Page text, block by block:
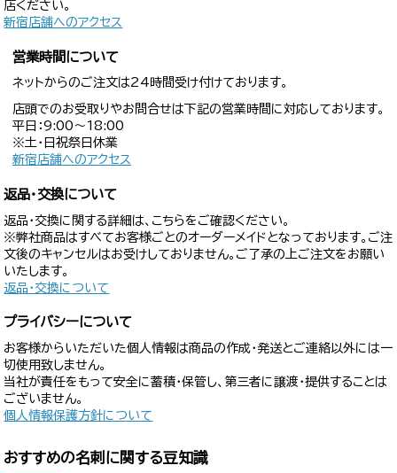
店ください。
新宿店舗へのアクセス
営業時間について
ネットからのご注文は24時間受け付けております。
店頭でのお受取りやお問合せは下記の営業時間に対応しております。
平日：9:00〜18:00
※土・日祝祭日休業
新宿店舗へのアクセス
返品・交換について
返品・交換に関する詳細は、こちらをご確認ください。
※弊社商品はすべてお客様ごとのオーダーメイドとなっております。ご注
文後のキャンセルはお受けしておりません。ご了承の上ご注文をお願い
いたします。
返品・交換について
プライバシーについて
お客様からいただいた個人情報は商品の作成・発送とご連絡以外には一
切使用致しません。
当社が責任をもって安全に蓄積・保管し、第三者に譲渡・提供することは
ございません。
個人情報保護方針について
おすすめの名刺に関する豆知識